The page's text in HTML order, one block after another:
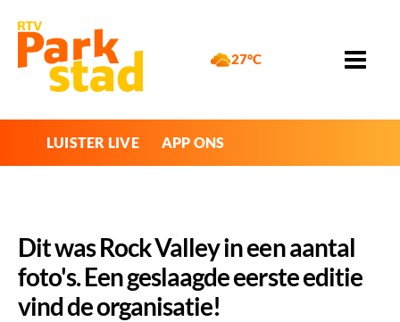
27°C
LUISTER LIVE APP ONS
Dit was Rock Valley in een aantal
foto's. Een geslaagde eerste editie
vind de organisatie!